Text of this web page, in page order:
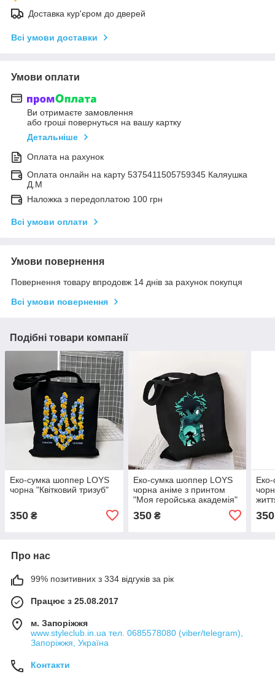
Доставка кур'єром до дверей
Всі умови доставки
Умови оплати
Ви отримаєте замовлення
або гроші повернуться на вашу картку
Детальніше
Оплата на рахунок
Оплата онлайн на карту 5375411505759345 Каляушка
Д.М
Наложка з передоплатою 100 грн
Всі умови оплати
Умови повернення
Повернення товару впродовж 14 днів за рахунок покупця
Всі умови повернення
Подібні товари компанії
Еко-сумка шоппер LOYS
чорна "Квітковий тризуб"
350 ₴
Еко-сумка шоппер LOYS
чорна аніме з принтом
"Моя геройська академія"
350₴ 350
Про нас
99% позитивних з 334 відгуків за рік
Працює з 25.08.2017
м. Запоріжжя
www.styleclub.in.ua тел. 0685578080 (viber/telegram),
Запоріжжя, Україна
Контакти